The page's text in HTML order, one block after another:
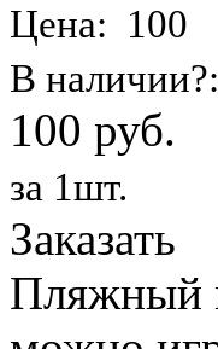
Цена: 100
В
100 руб.
за 1шт.
Заказать
Пляжный